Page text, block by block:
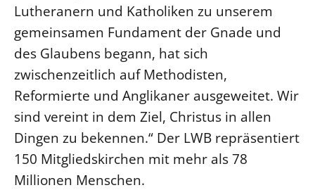
Lutheranern und Katholiken zu unserem
gemeinsamen Fundament der Gnade und
des Glaubens begann, hat sich
zwischenzeitlich auf Methodisten,
Reformierte und Anglikaner ausgeweitet. Wir
sind vereint in dem Ziel, Christus in allen
Dingen zu bekennen.“ Der LWB repräsentiert
150 Mitgliedskirchen mit mehr als 78
Millionen Menschen.
Fundraising
IT-Service
Corporate Design
Interventionsplan
Jahresgespräche
Kantine Speiseplan
Kirchliches Amtsblatt
Kirchliche Verwaltung